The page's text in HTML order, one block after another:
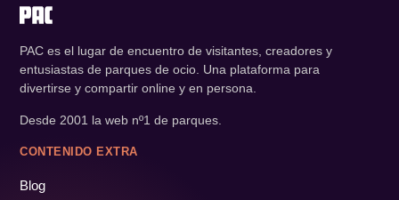
PAC es el lugar de encuentro de visitantes, creadores y
entusiastas de parques de ocio. Una plataforma para
divertirse y compartir online y en persona.
Desde 2001 la web nº1 de parques.
CONTENIDO EXTRA
Blog